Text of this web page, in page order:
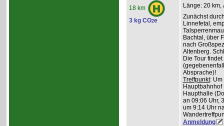
18 km
3 kg CO2e
Länge: 20 km,
Zunächst
Linnefetal,
Bachtal, über
nach
Altenberg.
Die Tour
Absprache)!
Treffpunkt: Um
Hauptbahnhof
Haupthalle
an 09:06 Uhr,
um 9:14 Uhr
Anmeldung